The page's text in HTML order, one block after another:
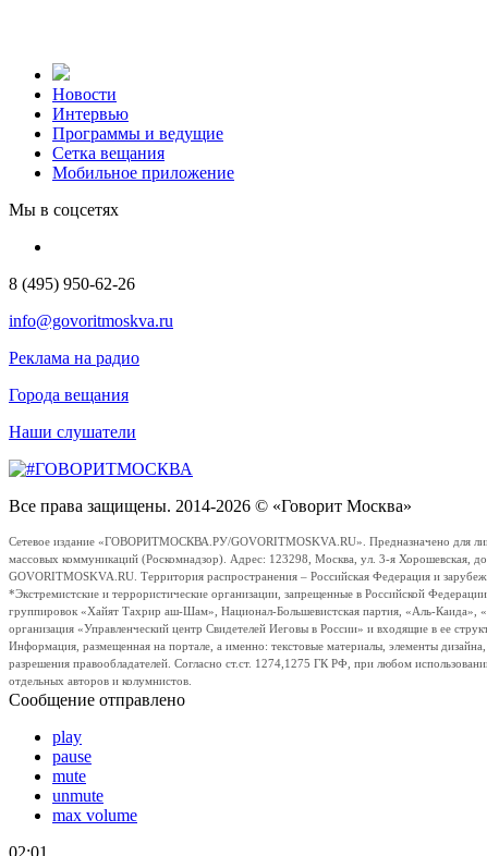
Новости
Интервью
Программы и ведущие
Сетка вещания
Мобильное приложение
Мы в соцсетях
8 (495) 950-62-26
info@govoritmoskva.ru
Реклама на радио
Города вещания
Наши слушатели
Все права защищены. 2014-2026 © «Говорит Москва»
Сетевое издание «ГОВОРИТМОСКВА.РУ/GOVORITMOSKVA.RU». Предназначено для
массовых коммуникаций (Роскомнадзор). Адрес: 123298, Москва, ул. 3-я
GOVORITMOSKVA.RU. Территория распространения – Российская Федерация и
*Экстремистские и террористические организации, запрещенные в Российской
группировок «Хайят Тахрир аш-Шам», Национал-Большевистская партия, «Аль-
организация «Управленческий центр Свидетелей Иеговы в России» и входящие в ее
Информация, размещенная на портале, а именно: текстовые материалы, элементы
разрешения правообладателей. Согласно ст.ст. 1274,1275 ГК РФ, при любом
отдельных авторов и колумнистов.
Сообщение отправлено
play
pause
mute
unmute
max volume
02:01